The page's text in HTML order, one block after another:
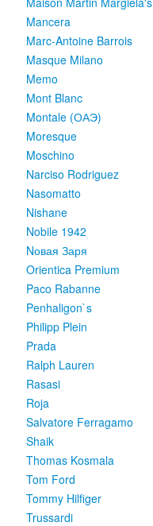
Mancera
Marc-Antoine Barrois
Masque Milano
Memo
Mont Blanc
Montale (ОАЭ)
Moresque
Moschino
Narciso Rodriguez
Nasomatto
Nishane
Nobile 1942
Nовая Заря
Orientica Premium
Paco Rabanne
Penhaligon`s
Philipp Plein
Prada
Ralph Lauren
Rasasi
Roja
Salvatore Ferragamo
Shaik
Thomas Kosmala
Tom Ford
Tommy Hilfiger
Trussardi